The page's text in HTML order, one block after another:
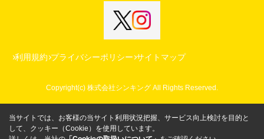
利用規約 プライバシーポリシー サイトマップ
Copyright(c) 株式会社シンキング All Rights Reserved.
当サイトでは、お客様の当サイト利用状況把握、サービス向上検討を目的と
して、クッキー（Cookie）を使用しています。